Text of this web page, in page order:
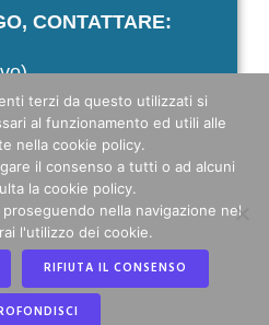
CONTATTARE:
terzi da questo utilizzati si
al funzionamento ed utili alle
nella cookie policy.
il consenso a tutti o ad alcuni
la cookie policy.
nella navigazione nel
l'utilizzo dei cookie.
RIFIUTA IL CONSENSO